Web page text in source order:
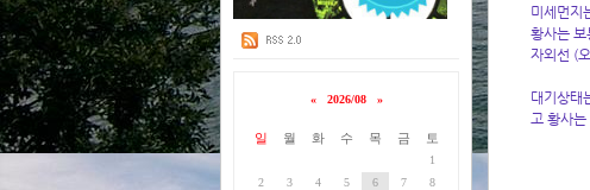
« 2026/08 »
일 월 화 수 목 금 토
1
2
3 4 5 6 7
8
미세먼지
황사는
자외선 (
대기상태
고 황사